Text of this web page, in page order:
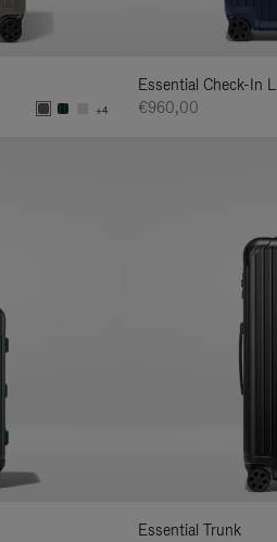
+4
Essential Check-In L
€960,00
Essential Trunk